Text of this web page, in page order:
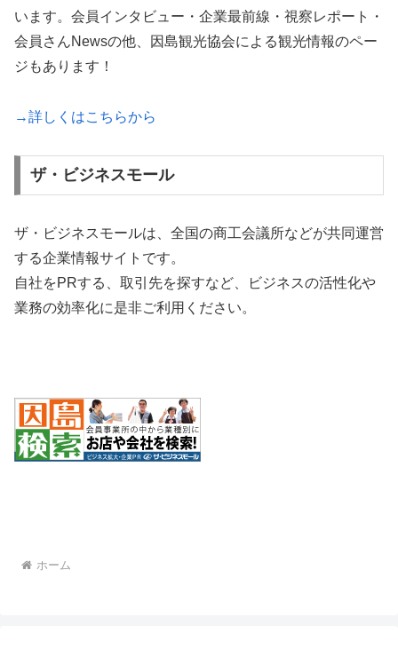
います。会員インタビュー・企業最前線・視察レポート・
会員さんNewsの他、因島観光協会による観光情報のペー
ジもあります！
→詳しくはこちらから
ザ・ビジネスモール
ザ・ビジネスモールは、全国の商工会議所などが共同運営
する企業情報サイトです。
自社をPRする、取引先を探すなど、ビジネスの活性化や
業務の効率化に是非ご利用ください。
ホーム